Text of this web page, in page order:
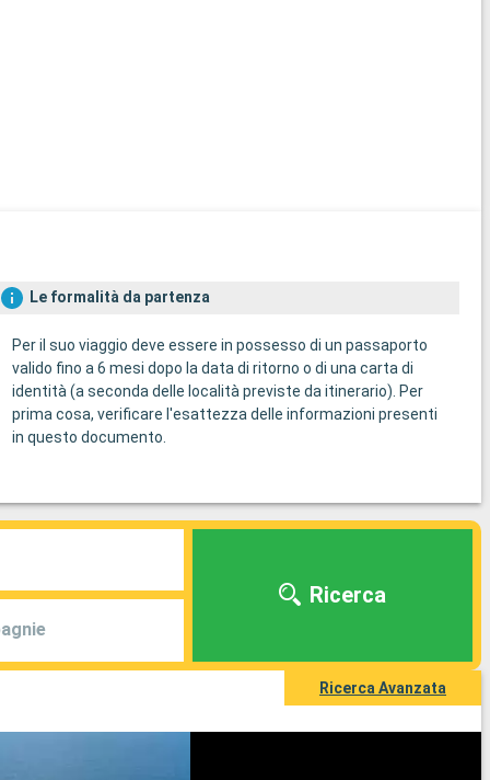
Le formalità da partenza
Per il suo viaggio deve essere in possesso di un passaporto
valido fino a 6 mesi dopo la data di ritorno o di una carta di
identità (a seconda delle località previste da itinerario). Per
prima cosa, verificare l'esattezza delle informazioni presenti
in questo documento.
Ricerca
Ricerca Avanzata